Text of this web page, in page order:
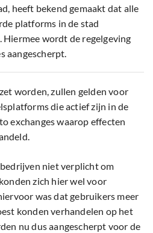
heeft bekend gemaakt dat alle
platforms in de stad
Hiermee wordt de regelgeving
aangescherpt.
worden, zullen gelden voor
die actief zijn in de
exchanges waarop effecten
niet verplicht om
zich hier wel voor
was dat gebruikers meer
konden verhandelen op het
nu dus aangescherpt voor de